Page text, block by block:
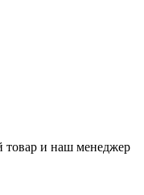
товар и наш менеджер